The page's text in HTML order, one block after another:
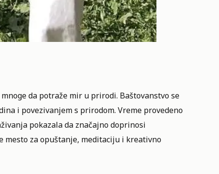
da potraže mir u prirodi. Baštovanstvo se
i povezivanjem s prirodom. Vreme provedeno
pokazala da značajno doprinosi
za opuštanje, meditaciju i kreativno